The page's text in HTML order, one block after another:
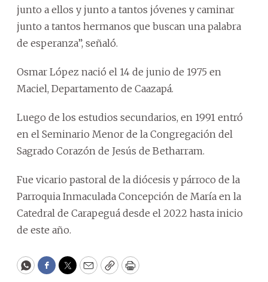
junto a ellos y junto a tantos jóvenes y caminar
junto a tantos hermanos que buscan una palabra
de esperanza”, señaló.
Osmar López nació el 14 de junio de 1975 en
Maciel, Departamento de Caazapá.
Luego de los estudios secundarios, en 1991 entró
en el Seminario Menor de la Congregación del
Sagrado Corazón de Jesús de Betharram.
Fue vicario pastoral de la diócesis y párroco de la
Parroquia Inmaculada Concepción de María en la
Catedral de Carapeguá desde el 2022 hasta inicio
de este año.
WhatsApp
Facebook
Twitter
EmailCopyPrint